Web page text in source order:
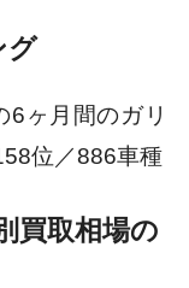
グ
6ヶ月間のガリ
位／886車種
買取相場の